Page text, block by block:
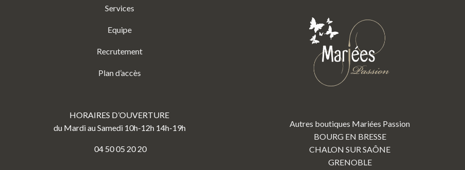
Services
Equipe
Recrutement
Plan d’accès
HORAIRES D’OUVERTURE
du Mardi au Samedi 10h-12h 14h-19h
04 50 05 20 20
Autres boutiques Mariées Passion
BOURG EN BRESSE
CHALON SUR SAÔNE
GRENOBLE